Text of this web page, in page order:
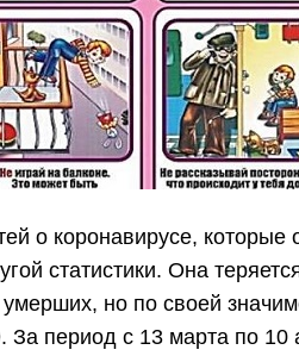
о коронавирусе,
статистики. Она
но по своей
За период с 13 марта по